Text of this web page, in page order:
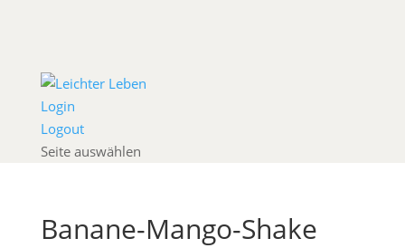
Login
Logout
Seite auswählen
Banane-Mango-Shake